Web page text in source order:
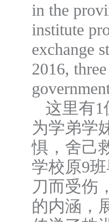
in the
institute
exchange
2016,
govern
这里有1
为学弟学
惧，舍己
学校原9
刀而受伤
的内涵，